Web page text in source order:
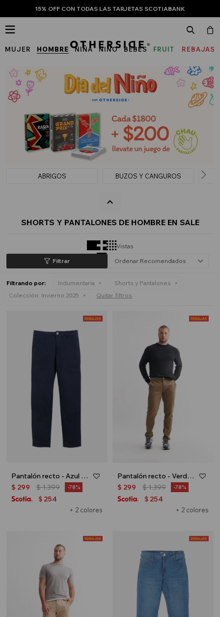
15% OFF CON TODAS LAS TARJETAS SCOTIABANK
MUJER HOMBRE NIÑA NIÑO BEBÉS
FRUIT
THE
LOOM
REBAJAS

ABRIGOS BUZOS Y CANGUROS
SHORTS Y PANTALONES DE HOMBRE EN SALE
Vistas
Recomendados
Filtrando por: Indumentaria
Shorts y Pantalones
Colección: Invierno 2025 Quitar filtros
Pantalón recto - Azul marino
+ 2 colores
$ 299 $1.399 78
$ 254
Pantalón recto - Verde oliva
+ 2 colores
$ 299 $1.399 78
$ 254